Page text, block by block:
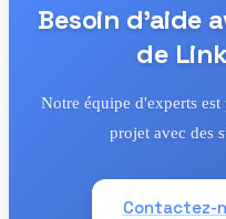
Besoin d'aide
de
Notre équipe d'experts
projet avec des
Contactez-